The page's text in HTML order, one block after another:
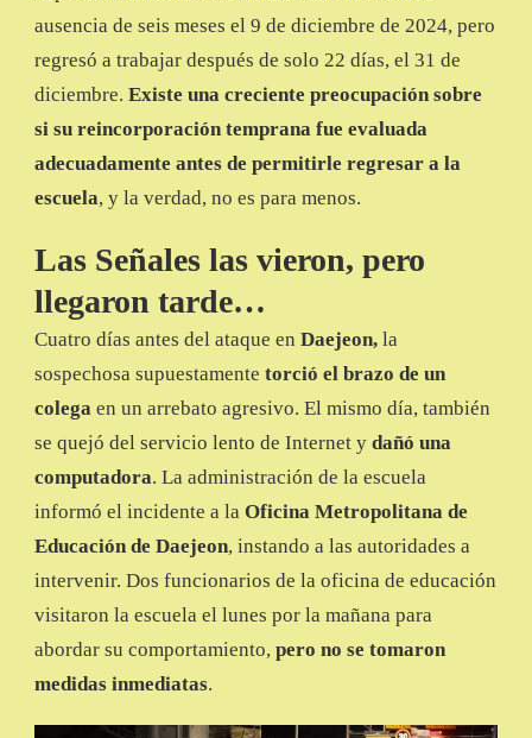
ausencia de seis meses el 9 de diciembre de 2024, pero
regresó a trabajar después de solo 22 días, el 31 de
diciembre. Existe una creciente preocupación sobre
si su reincorporación temprana fue evaluada
adecuadamente antes de permitirle regresar a la
escuela, y la verdad, no es para menos.
Las Señales las vieron, pero
llegaron tarde…
Cuatro días antes del ataque en Daejeon, la
sospechosa supuestamente torció el brazo de un
colega en un arrebato agresivo. El mismo día, también
se quejó del servicio lento de Internet y dañó una
computadora. La administración de la escuela
informó el incidente a la Oficina Metropolitana de
Educación de Daejeon, instando a las autoridades a
intervenir. Dos funcionarios de la oficina de educación
visitaron la escuela el lunes por la mañana para
abordar su comportamiento, pero no se tomaron
medidas inmediatas.